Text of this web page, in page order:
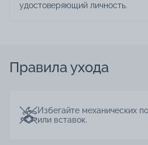
удостоверяющий личность.
Правила ухода
Избегайте механических
или вставок.